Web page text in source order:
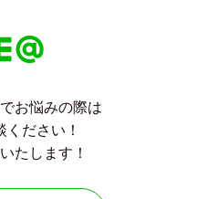
お悩みの際は
ください！
たします！